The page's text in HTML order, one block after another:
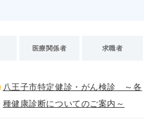
医療関係者 求職者
八王子市特定健診・がん検診 ～各
種健康診断についてのご案内～